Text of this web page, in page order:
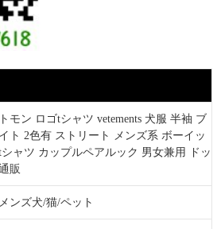
モン ロゴtシャツ vetements 犬服 半袖 ブ
ト 2色有 ストリート メンズ系 ボーイッ
ャツ カップルペアルック 男女兼用 ドッ
販
ンズ犬/猫/ペット